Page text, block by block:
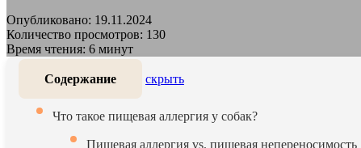
Опубликовано: 19.11.2024
Количество просмотров: 130
Время чтения: 6 минут
Содержание скрыть
Что такое пищевая аллергия у собак?
Пищевая аллергия vs. пищевая непереносимость